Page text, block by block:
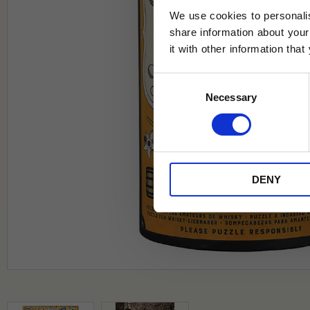
We use cookies to
share information about
it with other information that
Consent
Selection
Necessary
DENY
Jag samtycker till Tehuset Javas
* Rabatten gäller endast online på
på ordinarie priser och kan ej